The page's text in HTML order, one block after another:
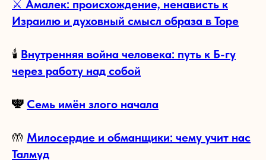
⚔️ Амалек: происхождение, ненависть к
Израилю и духовный смысл образа в Торе
🕯️ Внутренняя война человека: путь к Б-гу
через работу над собой
🕎 Семь имён злого начала
🤲 Милосердие и обманщики: чему учит нас
Талмуд